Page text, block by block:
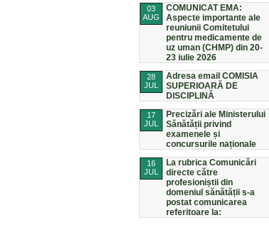
03
AUG
COMUNICAT EMA:
Aspecte importante ale
reuniunii Comitetului
pentru medicamente de
uz uman (CHMP) din 20-
23 iulie 2026
28
JUL
Adresa email COMISIA
SUPERIOARĂ DE
DISCIPLINĂ
17
JUL
Precizări ale Ministerului
Sănătății privind
examenele și
concursurile naționale
16
JUL
La rubrica Comunicări
directe către
profesioniștii din
domeniul sănătății s-a
postat comunicarea
referitoare la: